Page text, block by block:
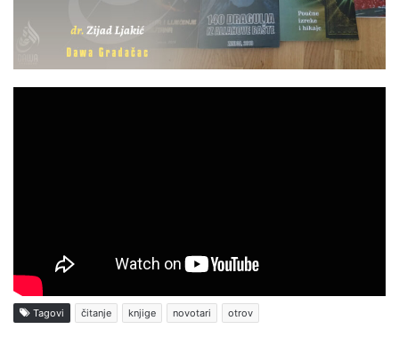
Tagovi čitanje knjige novotari otrov